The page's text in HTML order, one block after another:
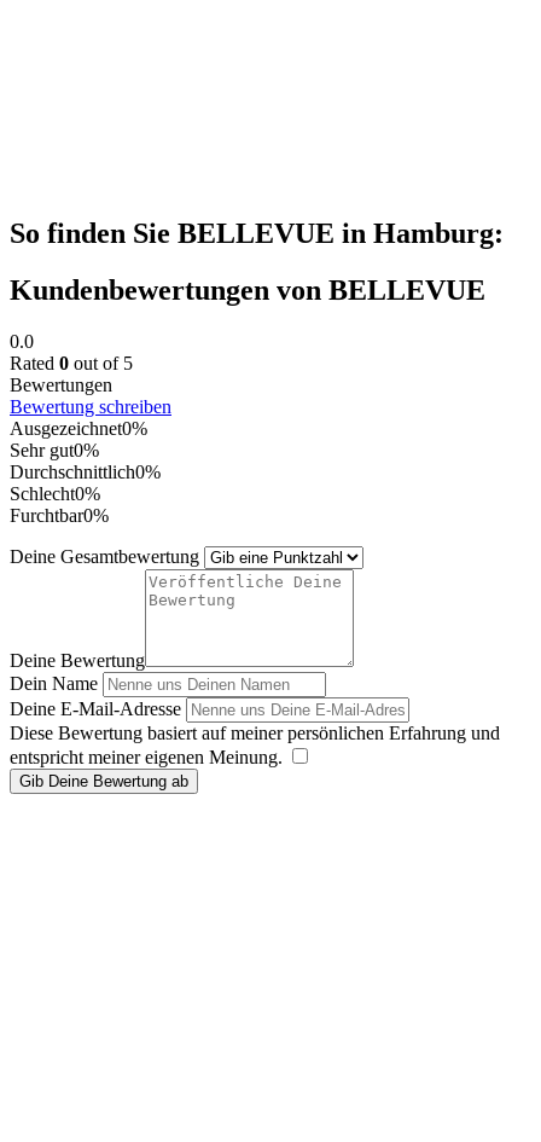
So finden Sie BELLEVUE in Hamburg:
Kundenbewertungen von BELLEVUE
0.0
Rated 0 out of 5
Bewertungen
Bewertung schreiben
Ausgezeichnet0%
Sehr gut0%
Durchschnittlich0%
Schlecht0%
Furchtbar0%
Deine Gesamtbewertung
Deine Bewertung
Dein Name
Deine E-Mail-Adresse
Diese Bewertung basiert auf meiner persönlichen Erfahrung und
entspricht meiner eigenen Meinung.
Gib Deine Bewertung ab